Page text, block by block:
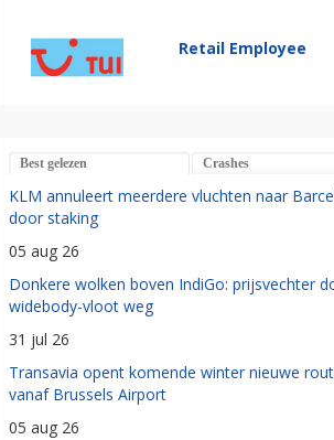
Retail Employee
Best gelezen Crashes
KLM annuleert meerdere vluchten naar
door staking
05 aug 26
Donkere wolken boven IndiGo: prijsvechter
widebody-vloot weg
31 jul 26
Transavia opent komende winter nieuwe
vanaf Brussels Airport
05 aug 26